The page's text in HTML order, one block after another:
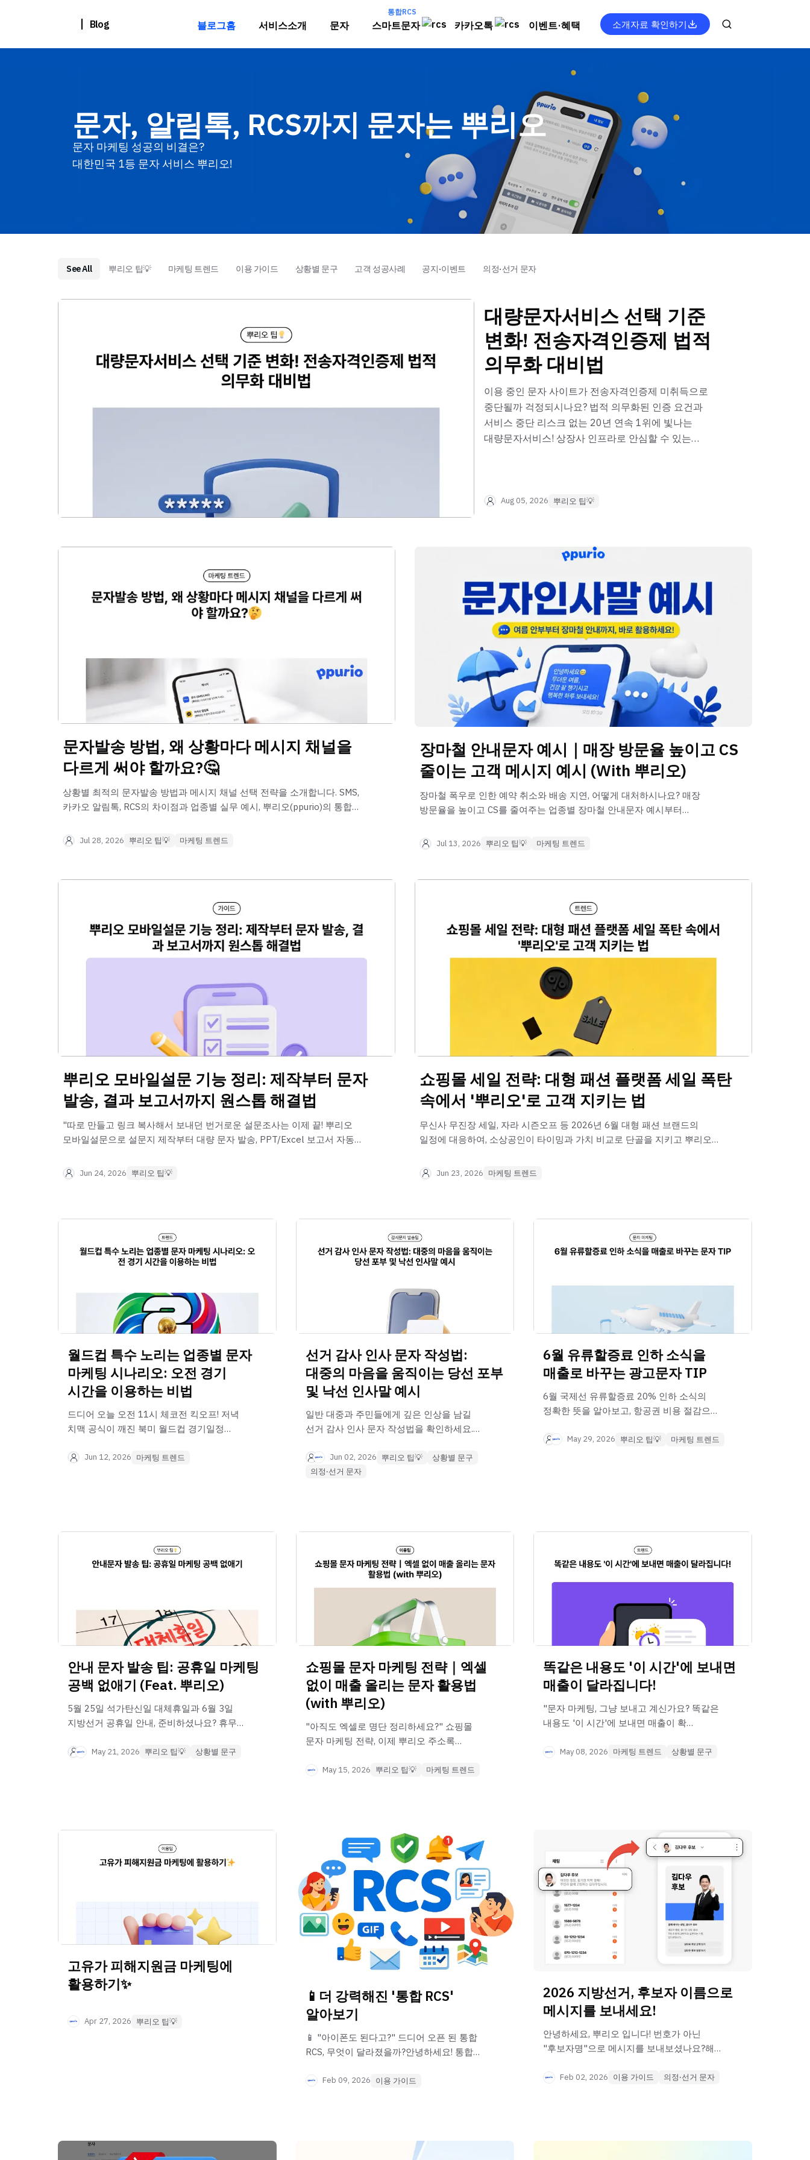
Blog 블로그홈 서비스소개 문자 스마트문자
통합RCS
카카오톡 이벤트·혜택 소개자료 확인하기
문자, 알림톡, RCS까지 문자는 뿌리오
문자 마케팅 성공의 비결은?
대한민국 1등 문자 서비스 뿌리오!
See All 뿌리오 팁💡 마케팅 트렌드 이용 가이드 상황별 문구 고객 성공사례 공지·이벤트 의정·선거 문자
대량문자서비스 선택 기준
변화! 전송자격인증제 법적
의무화 대비법
이용 중인 문자 사이트가 전송자격인증제 미취득으로
중단될까 걱정되시나요? 법적 의무화된 인증 요건과
서비스 중단 리스크 없는 20년 연속 1위에 빛나는
대량문자서비스! 상장사 인프라로 안심할 수 있는
Aug 05, 2026 뿌리오 팁💡
문자발송 방법, 왜 상황마다 메시지 채널을
다르게 써야 할까요?🤔
상황별 최적의 문자발송 방법과 메시지 채널 선택 전략을 소개합니다. SMS,
카카오 알림톡, RCS의 차이점과 업종별 실무 예시, 뿌리오(ppurio)의 통합
Jul 28, 2026 뿌리오 팁💡 마케팅 트렌드
장마철 안내문자 예시｜매장 방문율 높이고 CS
줄이는 고객 메시지 예시 (With 뿌리오)
장마철 폭우로 인한 예약 취소와 배송 지연, 어떻게 대처하시나요? 매장
방문율을 높이고 CS를 줄여주는 업종별 장마철 안내문자 예시부터
확인해보세요!"
Jul 13, 2026 뿌리오 팁💡 마케팅 트렌드
뿌리오 모바일설문 기능 정리: 제작부터 문자
발송, 결과 보고서까지 원스톱 해결법
"따로 만들고 링크 복사해서 보내던 번거로운 설문조사는 이제 끝! 뿌리오
모바일설문으로 설문지 제작부터 대량 문자 발송, PPT/Excel 보고서 자동
Jun 24, 2026 뿌리오 팁💡
쇼핑몰 세일 전략: 대형 패션 플랫폼 세일 폭탄
속에서 '뿌리오'로 고객 지키는 법
무신사 무진장 세일, 자라 시즌오프 등 2026년 6월 대형 패션 브랜드의
일정에 대응하여, 소상공인이 타이밍과 가치 비교로 단골을 지키고 뿌리오
전략을 기승전결로 전해드립니다.
Jun 23, 2026 마케팅 트렌드
월드컵 특수 노리는 업종별 문자
마케팅 시나리오: 오전 경기
시간을 이용하는 비법
드디어 오늘 오전 11시 체코전 킥오프! 저녁
치맥 공식이 깨진 북미 월드컵 경기일정
노리는 업종별 문자 마케팅 시나리오로
Jun 12, 2026 마케팅 트렌드
선거 감사 인사 문자 작성법:
대중의 마음을 움직이는 당선 포부
및 낙선 인사말 예시
일반 대중과 주민들에게 깊은 인상을 남길
선거 감사 인사 문자 작성법을 확인하세요.
인사말 등 뿌리오가 전해드리는 가이드를
확인해보세요
Jun 02, 2026 뿌리오 팁💡
상황별 문구
의정·선거 문자
6월 유류할증료 인하 소식을
매출로 바꾸는 광고문자 TIP
6월 국제선 유류할증료 20% 인하 소식의
정확한 뜻을 알아보고, 항공권 비용 절감으로
구체적인 카피라이팅 팁부터 카카오 친구톡,
May 29, 2026 뿌리오 팁💡 마케팅 트렌드
안내 문자 발송 팁: 공휴일 마케팅
공백 없애기 (Feat. 뿌리오)
5월 25일 석가탄신일 대체휴일과 6월 3일
지방선거 공휴일 안내, 준비하셨나요? 휴무
날에도 비즈니스가 멈추지 않도록 '뿌리오'로
May 21, 2026 뿌리오 팁💡 상황별 문구
쇼핑몰 문자 마케팅 전략｜엑셀
없이 매출 올리는 문자 활용법
(with 뿌리오)
"아직도 엑셀로 명단 정리하세요?" 쇼핑몰
문자 마케팅 전략, 이제 뿌리오 주소록
VIP 관리까지, 매출을 깨우는 실제 문자
May 15, 2026 뿌리오 팁💡 마케팅 트렌드
똑같은 내용도 '이 시간'에 보내면
매출이 달라집니다!
"문자 마케팅, 그냥 보내고 계신가요? 똑같은
내용도 '이 시간'에 보내면 매출이 확
뿌리오만의 매출 극대화 노하우를 지금
May 08, 2026 마케팅 트렌드 상황별 문구
고유가 피해지원금 마케팅에
활용하기✨
Apr 27, 2026 뿌리오 팁💡
📱더 강력해진 '통합 RCS'
알아보기
📱 "아이폰도 된다고?" 드디어 오픈 된 통합
RCS, 무엇이 달라졌을까?안녕하세요! 통합
전해드립니다. 그동안 안드로이드
강력해진 뿌리오 통합 RCS 서비스에 대해
정리해 드립니다. 가장 기다려온 변화입니다.
Feb 09, 2026 이용 가이드
2026 지방선거, 후보자 이름으로
메시지를 보내세요!
안녕하세요, 뿌리오 입니다! 번호가 아닌
"후보자명"으로 메시지를 보내보셨나요?해당
기능으로, 뿌리오 RCS에 선거회원으로
Feb 02, 2026 이용 가이드 의정·선거 문자